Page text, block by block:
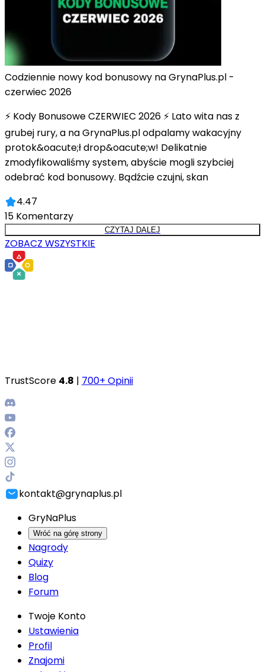
Codziennie nowy kod bonusowy na GrynaPlus.pl -
czerwiec 2026
⚡ Kody Bonusowe CZERWIEC 2026 ⚡ Lato wita nas z
grubej rury, a na GrynaPlus.pl odpalamy wakacyjny
protok&oacute;ł drop&oacute;w! Delikatnie
zmodyfikowaliśmy system, abyście mogli szybciej
odebrać kod bonusowy. Bądźcie czujni, skan
4.47
15 Komentarzy
CZYTAJ DALEJ
ZOBACZ WSZYSTKIE
TrustScore 4.8 | 700+ Opinii
kontakt@grynaplus.pl
GryNaPlus
Wróć na górę strony
Nagrody
Quizy
Blog
Forum
Twoje Konto
Ustawienia
Profil
Znajomi